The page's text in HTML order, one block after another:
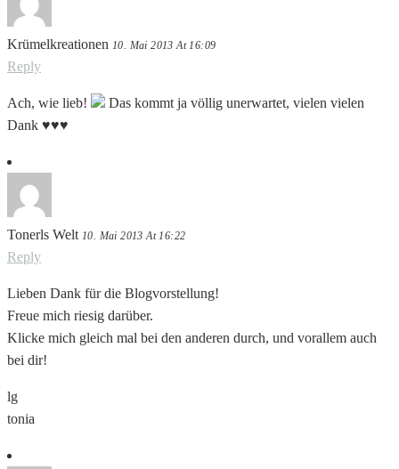
Krümelkreationen 10. Mai 2013 At 16:09
Reply
Ach, wie lieb!
Das kommt ja völlig unerwartet, vielen vielen
Dank ♥♥♥
Tonerls Welt 10. Mai 2013 At 16:22
Reply
Lieben Dank für die Blogvorstellung!
Freue mich riesig darüber.
Klicke mich gleich mal bei den anderen durch, und vorallem auch
bei dir!
lg
tonia